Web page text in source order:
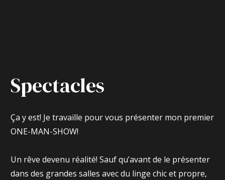
Spectacles
Ça y est! Je travaille pour vous présenter mon premier
ONE-MAN-SHOW!
Un rêve devenu réalité! Sauf qu’avant de le présenter
dans des grandes salles avec du linge chic et propre,